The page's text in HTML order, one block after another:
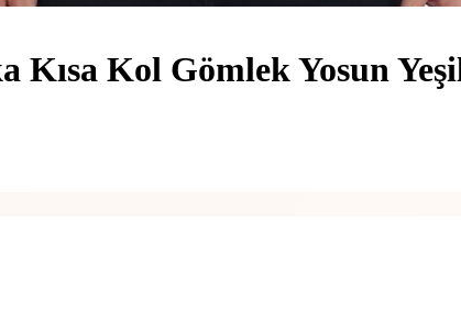
Kısa Kol Gömlek Yosun